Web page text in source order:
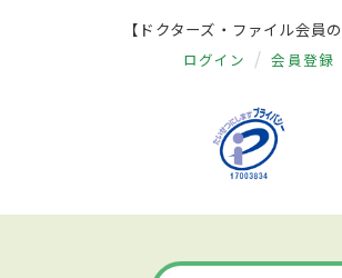
【ドクターズ・ファイル会員の
ログイン 会員登録